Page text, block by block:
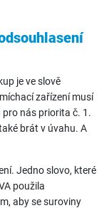
je ve slově
zařízení musí
pro nás priorita č. 1.
brát v úvahu. A
Jedno slovo, které
použila
aby se suroviny